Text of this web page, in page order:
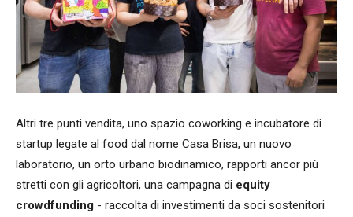
Altri tre punti vendita, uno spazio coworking e incubatore di
startup legate al food dal nome Casa Brisa, un nuovo
laboratorio, un orto urbano biodinamico, rapporti ancor più
stretti con gli agricoltori, una campagna di equity
crowdfunding - raccolta di investimenti da soci sostenitori